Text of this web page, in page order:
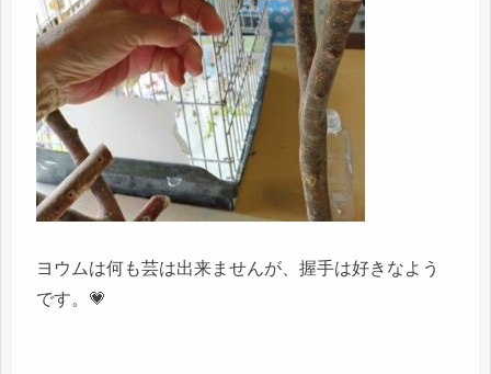
ヨウムは何も芸は出来ませんが、握手は好きなよう
です。💗